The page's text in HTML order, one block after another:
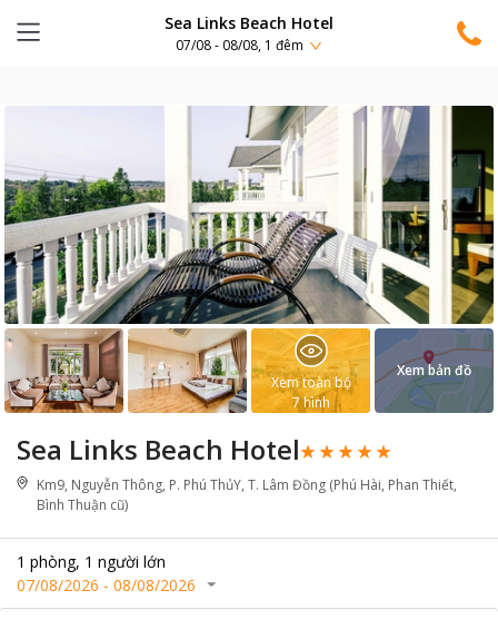
Sea Links Beach Hotel
07/08 - 08/08, 1 đêm
Sea Links Beach Hotel
Km9, Nguyễn Thông, P. Phú ThủY, T. Lâm Đồng (Phú Hài, Phan Thiết,
Bình Thuận cũ)
1 phòng, 1 người lớn
07/08/2026 - 08/08/2026
Xem toàn bộ
7 hình
Xem bản đồ